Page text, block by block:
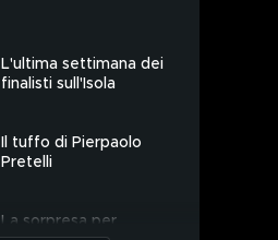
L'ultima settimana dei
finalisti sull'Isola
Il tuffo di Pierpaolo
Pretelli
La sorpresa per